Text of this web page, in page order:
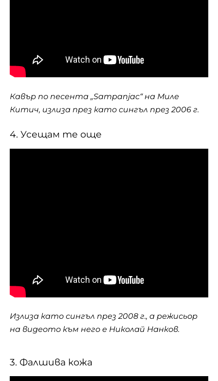
Кавър по песента „Sampanjac“ на Миле
Китич, излиза през като сингъл през 2006 г.
4. Усещам те още
Излиза като сингъл през 2008 г., а режисьор
на видеото към него е Николай Нанков.
3. Фалшива кожа